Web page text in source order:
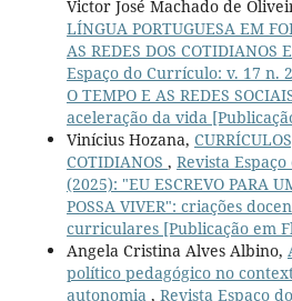
Victor José Machado de
LÍNGUA PORTUGUESA EM
AS REDES DOS COTIDIANOS
Espaço do Currículo: v. 17 n.
O TEMPO E AS REDES
aceleração da vida
Vinícius Hozana,
COTIDIANOS , Revista
(2025): "EU ESCREVO PARA
POSSA VIVER": criações
curriculares [Publicação em
Angela Cristina Alves Albino,
político pedagógico no
autonomia , Revista Espaço